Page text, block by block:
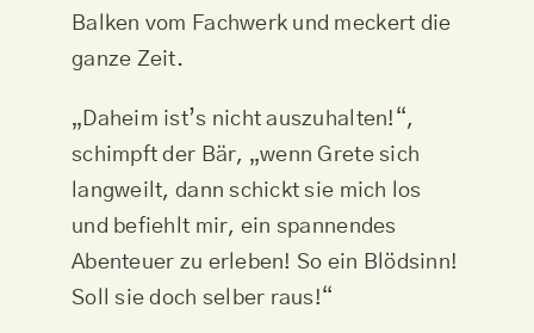
Balken vom Fachwerk und meckert die
ganze Zeit.
„Daheim ist’s nicht auszuhalten!“,
schimpft der Bär, „wenn Grete sich
langweilt, dann schickt sie mich los
und befiehlt mir, ein spannendes
Abenteuer zu erleben! So ein Blödsinn!
Soll sie doch selber raus!“